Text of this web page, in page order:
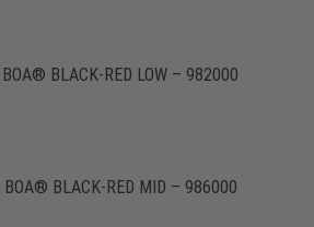
BOA® BLACK-RED LOW – 982000
BOA® BLACK-RED MID – 986000